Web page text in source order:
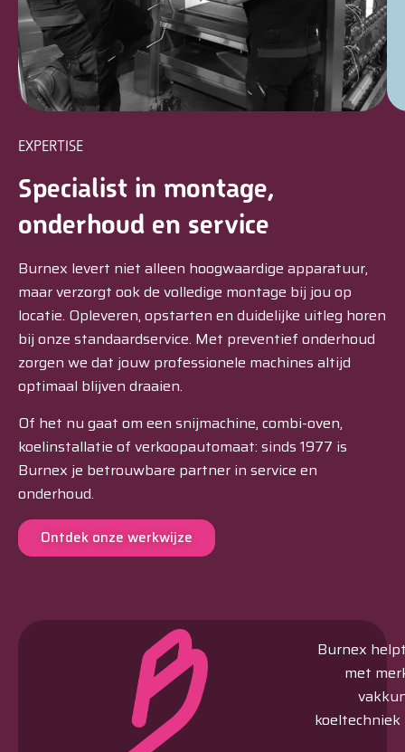
EXPERTISE
Specialist in montage,
onderhoud en service
Burnex levert niet alleen hoogwaardige apparatuur,
maar verzorgt ook de volledige montage bij jou op
locatie. Opleveren, opstarten en duidelijke uitleg horen
bij onze standaardservice. Met preventief onderhoud
zorgen we dat jouw professionele machines altijd
optimaal blijven draaien.
Of het nu gaat om een snijmachine, combi-oven,
koelinstallatie of verkoopautomaat: sinds 1977 is
Burnex je betrouwbare partner in service en
onderhoud.
Ontdek onze werkwijze
Burnex
met